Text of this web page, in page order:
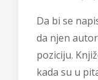
Da bi se
da njen
poziciju.
kada su u